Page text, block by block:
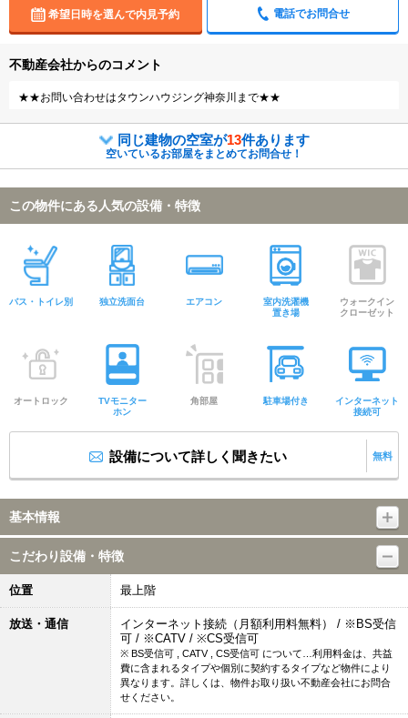
希望日時を選んで内見予約 電話でお問合せ
不動産会社からのコメント
★★お問い合わせはタウンハウジング神奈川まで★★
同じ建物の空室が13件あります
空いているお部屋をまとめてお問合せ！
この物件にある人気の設備・特徴
バス・トイレ別 独立洗面台 エアコン
室内洗濯機
置き場
ウォークイン
クローゼット
オートロック
TVモニター
ホン
角部屋 駐車場付き
インターネット
接続可
設備について詳しく聞きたい 無料
基本情報
こだわり設備・特徴
位置 最上階
放送・通信
インターネット接続（月額利用料無料） / ※BS受信
可 / ※CATV / ※CS受信可
※ BS受信可 , CATV , CS受信可 について…利用料金は、共益
費に含まれるタイプや個別に契約するタイプなど物件により
異なります。詳しくは、物件お取り扱い不動産会社にお問合
せください。